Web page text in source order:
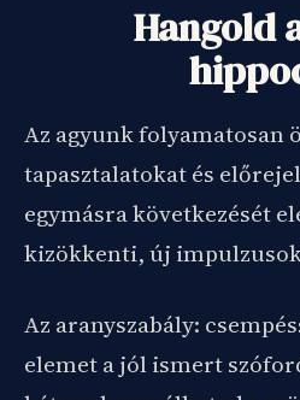
Hangold
Az agyunk folyamatosan
tapasztalatokat és
egymásra következését
kizökkenti, új
Az aranyszabály:
elemet a jól ismert